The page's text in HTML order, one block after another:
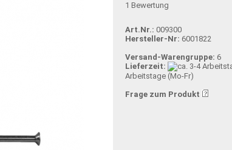
1 Bewertung
Art.Nr.: 009300
Hersteller-Nr: 6001822
Versand-Warengruppe: 6
Lieferzeit:
Arbeitstage (Mo-Fr)
Frage zum Produkt